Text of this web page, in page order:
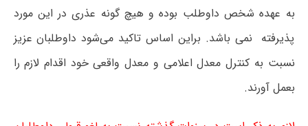
به عهده شخص داوطلب بوده و هیچ گونه عذری در این مورد
پذیرفته نمی باشد. براین اساس تاکید می‌شود داوطلبان عزیز
نسبت به کنترل معدل اعلامی و معدل واقعی خود اقدام لازم را
بعمل آورند.